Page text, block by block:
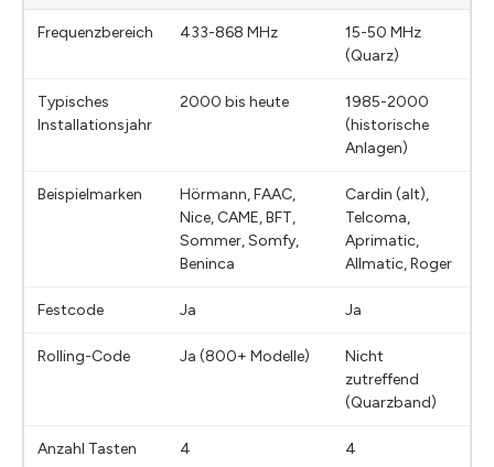
Frequenzbereich 433-868 MHz
15-50 MHz
(Quarz)
Typisches
Installationsjahr
2000 bis heute
1985-2000
(historische
Anlagen)
Beispielmarken
Hörmann, FAAC,
Nice, CAME, BFT,
Sommer, Somfy,
Beninca
Cardin (alt),
Telcoma,
Aprimatic,
Allmatic, Roger
Festcode Ja Ja
Rolling-Code Ja (800+ Modelle)
Nicht
zutreffend
(Quarzband)
Anzahl Tasten 4 4